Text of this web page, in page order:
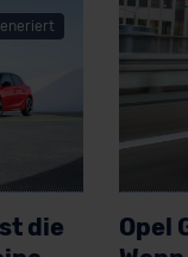
die
Opel